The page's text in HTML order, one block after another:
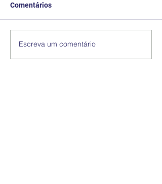
Comentários
Escreva um comentário